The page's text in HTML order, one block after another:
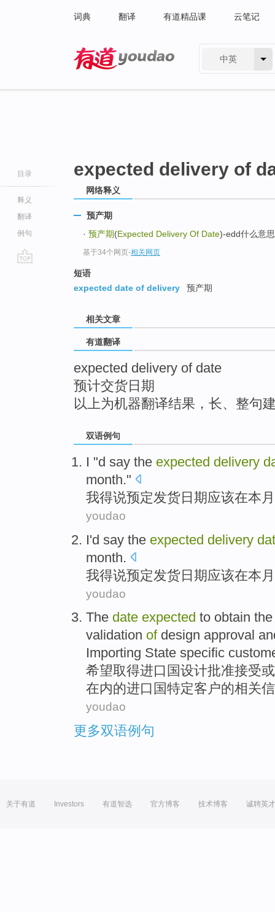
词典 翻译 有道精品课 云笔记
中英
目录
释义
翻译
例句
expected delivery of
网络释义
预产期
· 预产期(Expected Delivery Of Date)-edd什么意
基于34个网页-相关网页
短语
expected date of delivery
预产期
相关文章
有道翻译
expected delivery of date
预计交货日期
以上为机器翻译结果，长、整句
双语例句
I "d say the expected delivery
month."
我得说预定发货日期应该在本
youdao
I'd say the expected delivery
month.
我得说预定发货日期应该在本
youdao
The date expected to obtain
validation of design approval
Importing State specific
希望取得进口国设计批准接受或
在内的进口国特定客户的相关
youdao
更多双语例句
关于有道 Investors 有道智选 官方博客 技术博客 诚聘英才